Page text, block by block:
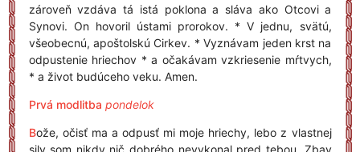
zároveň vzdáva tá istá poklona a sláva ako Otcovi a
Synovi. On hovoril ústami prorokov. * V jednu, svätú,
všeobecnú, apoštolskú Cirkev. * Vyznávam jeden krst na
odpustenie hriechov * a očakávam vzkriesenie mŕtvych,
* a život budúceho veku. Amen.
Prvá modlitba pondelok
Bože, očisť ma a odpusť mi moje hriechy, lebo z vlastnej
sily som nikdy nič dobrého nevykonal pred tebou. Zbav